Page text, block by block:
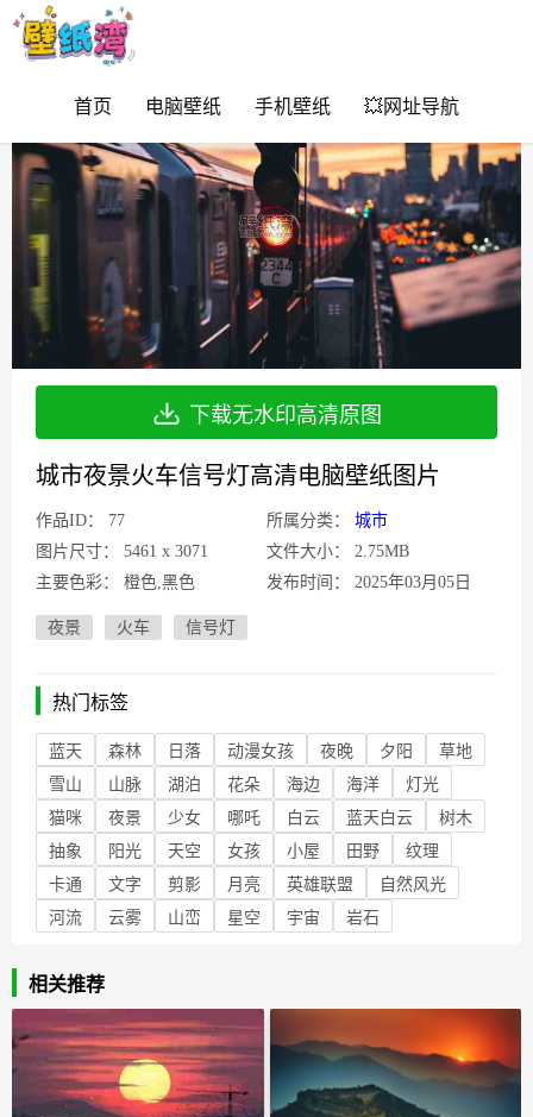
首页 电脑壁纸 手机壁纸 💥网址导航
下载无水印高清原图
城市夜景火车信号灯高清电脑壁纸图片
作品ID： 77 所属分类：
城市
图片尺寸：
5461 x 3071 文件大小：
2.75MB
主要色彩：
橙色,黑色 发布时间： 2025年03月05日
夜景 火车 信号灯
热门标签
蓝天 森林 日落 动漫女孩 夜晚 夕阳
草地
雪山
山脉 湖泊 花朵 海边 海洋
灯光
猫咪
夜景 少女 哪吒 白云 蓝天白云
树木
抽象
阳光 天空 女孩 小屋 田野
纹理
卡通
文字 剪影 月亮 英雄联盟
自然风光
河流
云雾 山峦 星空 宇宙 岩石
相关推荐